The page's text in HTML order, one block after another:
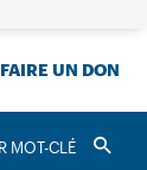
FAIRE UN DON
Valider